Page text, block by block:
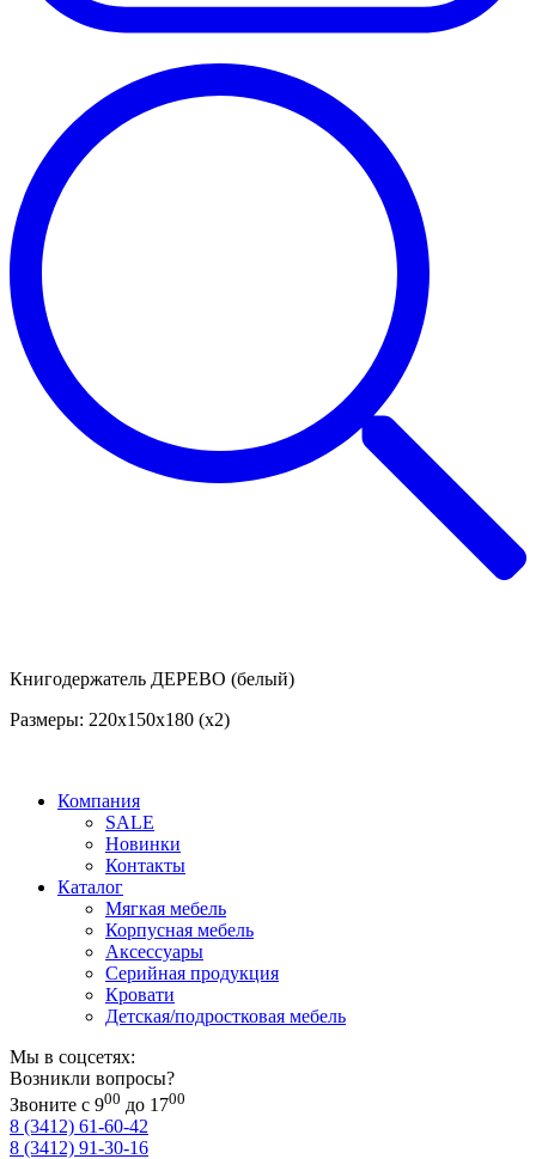
Книгодержатель ДЕРЕВО (белый)
Размеры: 220х150х180 (х2)
Компания
SALE
Новинки
Контакты
Каталог
Мягкая мебель
Корпусная мебель
Аксессуары
Серийная продукция
Кровати
Детская/подростковая мебель
Мы в соцсетях:
Возникли вопросы?
Звоните с 900 до 1700
8 (3412) 61-60-42
8 (3412) 91-30-16